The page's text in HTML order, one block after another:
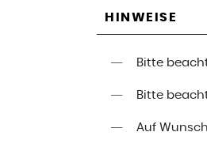
HINWEISE
Bitte
Bitte
Auf